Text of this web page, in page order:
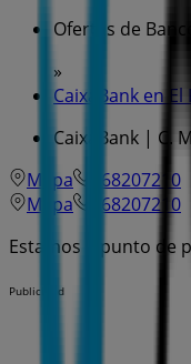
Ofertas de
»
CaixaBank en
CaixaBank | C.
Mapa
968207210
Mapa
968207210
Estamos a punto de
Publicidad